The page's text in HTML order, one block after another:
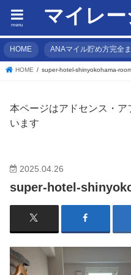
マイレ
menu
HOME ANAマイル貯め方完全
HOME super-hotel-shinyokohama-
本ページはアドセンス・
います
2025.04.26
super-hotel-